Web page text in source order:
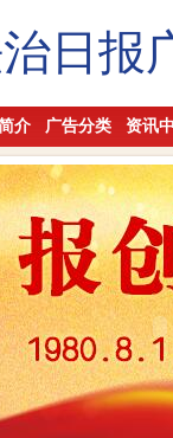
日报
介 广告分类 资讯